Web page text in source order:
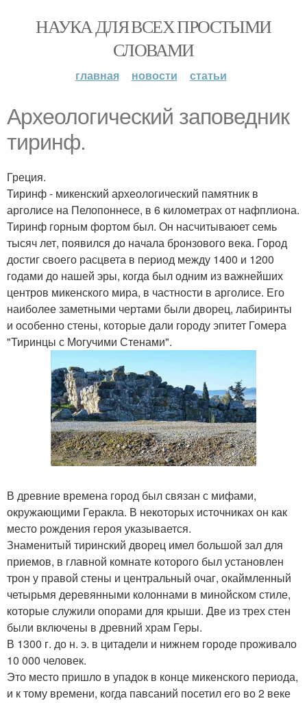
НАУКА ДЛЯ ВСЕХ ПРОСТЫМИ
СЛОВАМИ
главная новости статьи
Археологический заповедник
тиринф.
Греция.
Тиринф - микенский археологический памятник в
арголисе на Пелопоннесе, в 6 километрах от нафплиона.
Тиринф горным фортом был. Он насчитываюет семь
тысяч лет, появился до начала бронзового века. Город
достиг своего расцвета в период между 1400 и 1200
годами до нашей эры, когда был одним из важнейших
центров микенского мира, в частности в арголисе. Его
наиболее заметными чертами были дворец, лабиринты
и особенно стены, которые дали городу эпитет Гомера
"Тиринцы с Могучими Стенами".
В древние времена город был связан с мифами,
окружающими Геракла. В некоторых источниках он как
место рождения героя указывается.
Знаменитый тиринский дворец имел большой зал для
приемов, в главной комнате которого был установлен
трон у правой стены и центральный очаг, окаймленный
четырьмя деревянными колоннами в минойском стиле,
которые служили опорами для крыши. Две из трех стен
были включены в древний храм Геры.
В 1300 г. до н. э. в цитадели и нижнем городе проживало
10 000 человек.
Это место пришло в упадок в конце микенского периода,
и к тому времени, когда павсаний посетил его во 2 веке